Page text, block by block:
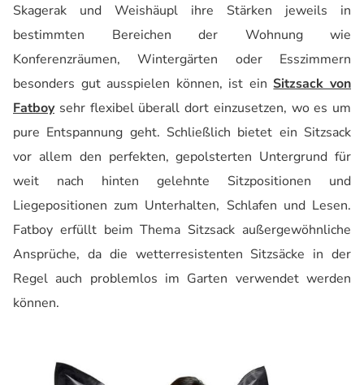
Skagerak und Weishäupl ihre Stärken jeweils in
bestimmten Bereichen der Wohnung wie
Konferenzräumen, Wintergärten oder Esszimmern
besonders gut ausspielen können, ist ein Sitzsack von
Fatboysehr flexibel überall dort einzusetzen, wo es um
pure Entspannung geht. Schließlich bietet ein Sitzsack
vor allem den perfekten, gepolsterten Untergrund für
weit nach hinten gelehnte Sitzpositionen und
Liegepositionen zum Unterhalten, Schlafen und Lesen.
Fatboy erfüllt beim Thema Sitzsack außergewöhnliche
Ansprüche, da die wetterresistenten Sitzsäcke in der
Regel auch problemlos im Garten verwendet werden
können.